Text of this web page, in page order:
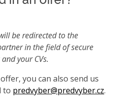
be redirected to the
in the field of secure
your CVs.
you can also send us
to predvyber@predvyber.cz.